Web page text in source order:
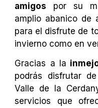
amigos por su
amplio abanico de
para el disfrute de
invierno como en
Gracias a la
podrás disfrutar
Valle de la
servicios que